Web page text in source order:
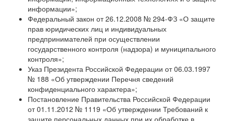
информации»;
Федеральный закон от 26.12.2008 № 294-ФЗ «О защите
прав юридических лиц и индивидуальных
предпринимателей при осуществлении
государственного контроля (надзора) и муниципального
контроля»;
Указ Президента Российской Федерации от 06.03.1997
№ 188 «Об утверждении Перечня сведений
конфиденциального характера»;
Постановление Правительства Российской Федерации
от 01.11.2012 № 1119 «Об утверждении Требований к
защите персональных данных при их обработке в